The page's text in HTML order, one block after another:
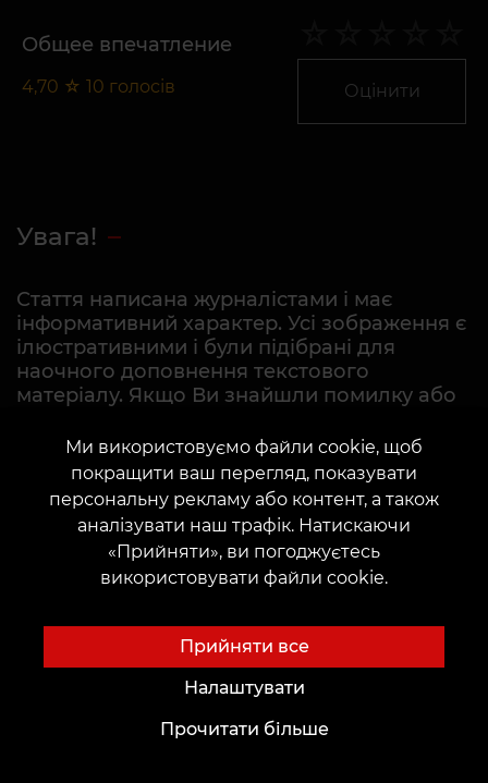
Общее впечатление
4,70 ☆ 10 голосів Оцінити
Увага!
Стаття написана журналістами і має
інформативний характер. Усі зображення є
ілюстративними і були підібрані для
наочного доповнення текстового
матеріалу. Якщо Ви знайшли помилку або
нам contentvean@gmail.com
ЗВ'ЯЗАТИСЯ З НАМИ
Ми використовуємо файли cookie, щоб
покращити ваш перегляд, показувати
персональну рекламу або контент, а також
аналізувати наш трафік. Натискаючи
«Прийняти», ви погоджуєтесь
використовувати файли cookie.
Прийняти все
Налаштувати
Прочитати більше